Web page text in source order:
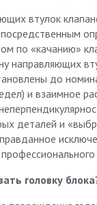
втулок
по «качанию»
направляющих
до
и взаимное
деталей и
головку